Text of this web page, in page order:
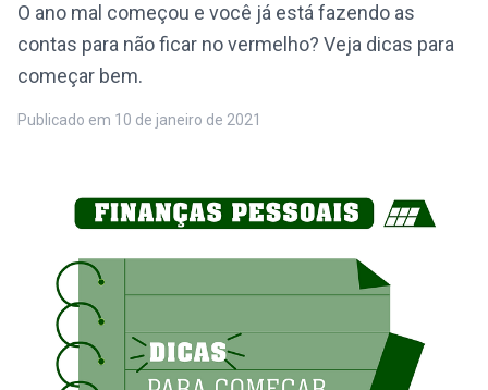
O ano mal começou e você já está fazendo as
contas para não ficar no vermelho? Veja dicas para
começar bem.
Publicado em 10 de janeiro de 2021